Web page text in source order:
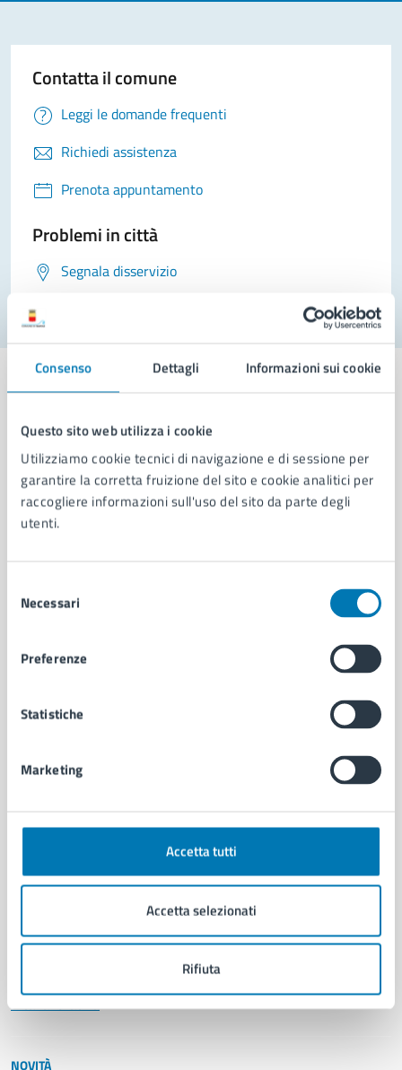
Consenso Dettagli Informazioni sui cookie
Questo sito web utilizza i cookie
Utilizziamo cookie tecnici di navigazione e di sessione per
garantire la corretta fruizione del sito e cookie analitici per
raccogliere informazioni sull'uso del sito da parte degli
utenti.
delNecessari
Preferenze
Statistiche
Marketing
Accetta tutti
Accetta selezionati
Rifiuta
Contatta il comune
Leggi le domande frequenti
Richiedi assistenza
Prenota appuntamento
Problemi in città
Segnala disservizio
Comune di Napoli
AMMINISTRAZIONE
Aree amministrative
Uffici
Enti e fondazioni
Personale amministrativo
CATEGORIE DI SERVIZIO
Autorizzazioni
Documenti e certificati
Giustizia e sicurezza pubblica
Imprese e commercio
Salute, benessere e assistenza
Vita lavorativa
NOVITÀ